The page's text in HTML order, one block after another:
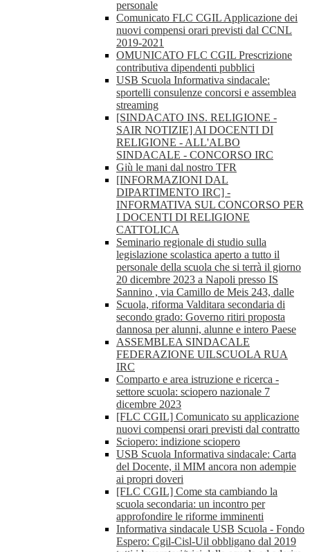
personale
Comunicato FLC CGIL Applicazione dei
nuovi compensi orari previsti dal CCNL
2019-2021
OMUNICATO FLC CGIL Prescrizione
contributiva dipendenti pubblici
USB Scuola Informativa sindacale:
sportelli consulenze concorsi e assemblea
streaming
[SINDACATO INS. RELIGIONE -
SAIR NOTIZIE] AI DOCENTI DI
RELIGIONE - ALL'ALBO
SINDACALE - CONCORSO IRC
Giù le mani dal nostro TFR
[INFORMAZIONI DAL
DIPARTIMENTO IRC] -
INFORMATIVA SUL CONCORSO PER
I DOCENTI DI RELIGIONE
CATTOLICA
Seminario regionale di studio sulla
legislazione scolastica aperto a tutto il
personale della scuola che si terrà il giorno
20 dicembre 2023 a Napoli presso IS
Sannino , via Camillo de Meis 243, dalle
Scuola, riforma Valditara secondaria di
secondo grado: Governo ritiri proposta
dannosa per alunni, alunne e intero Paese
ASSEMBLEA SINDACALE
FEDERAZIONE UILSCUOLA RUA
IRC
Comparto e area istruzione e ricerca -
settore scuola: sciopero nazionale 7
dicembre 2023
[FLC CGIL] Comunicato su applicazione
nuovi compensi orari previsti dal contratto
Sciopero: indizione sciopero
USB Scuola Informativa sindacale: Carta
del Docente, il MIM ancora non adempie
ai propri doveri
[FLC CGIL] Come sta cambiando la
scuola secondaria: un incontro per
approfondire le riforme imminenti
Informativa sindacale USB Scuola - Fondo
Espero: Cgil-Cisl-Uil obbligano dal 2019